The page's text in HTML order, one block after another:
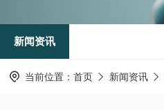
新闻资讯
当前位置： 首页 新闻资讯